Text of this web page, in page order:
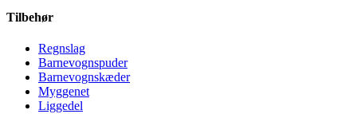
Tilbehør
Regnslag
Barnevognspuder
Barnevognskæder
Myggenet
Liggedel